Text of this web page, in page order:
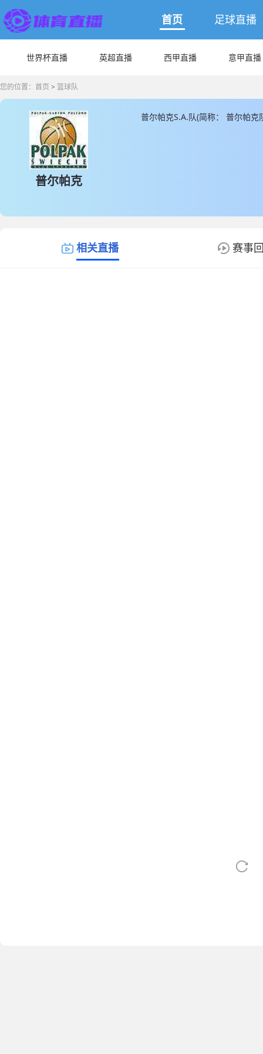
首页 足球直播
世界杯直播 英超直播 西甲直播 意甲直播
您的位置： 首页 > 篮球队
普尔帕克
普尔帕克S.A.队(简称： 普尔帕克
相关直播 赛事